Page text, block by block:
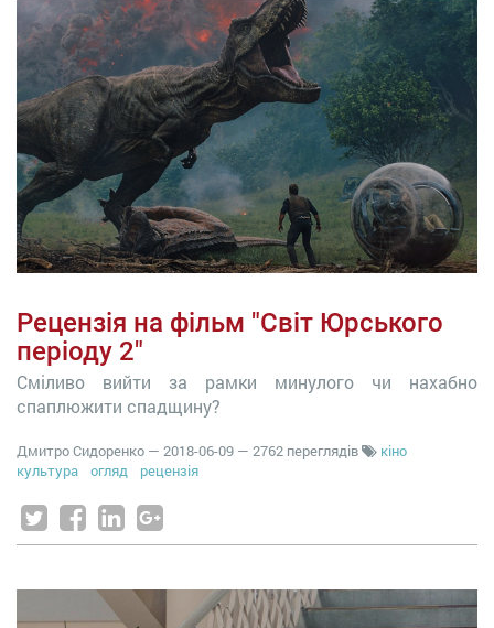
Рецензія на фільм "Світ Юрського
періоду 2"
Сміливо вийти за рамки минулого чи нахабно
спаплюжити спадщину?
Дмитро Сидоренко — 2018-06-09 — 2762 переглядів
кіно
культура
огляд рецензія